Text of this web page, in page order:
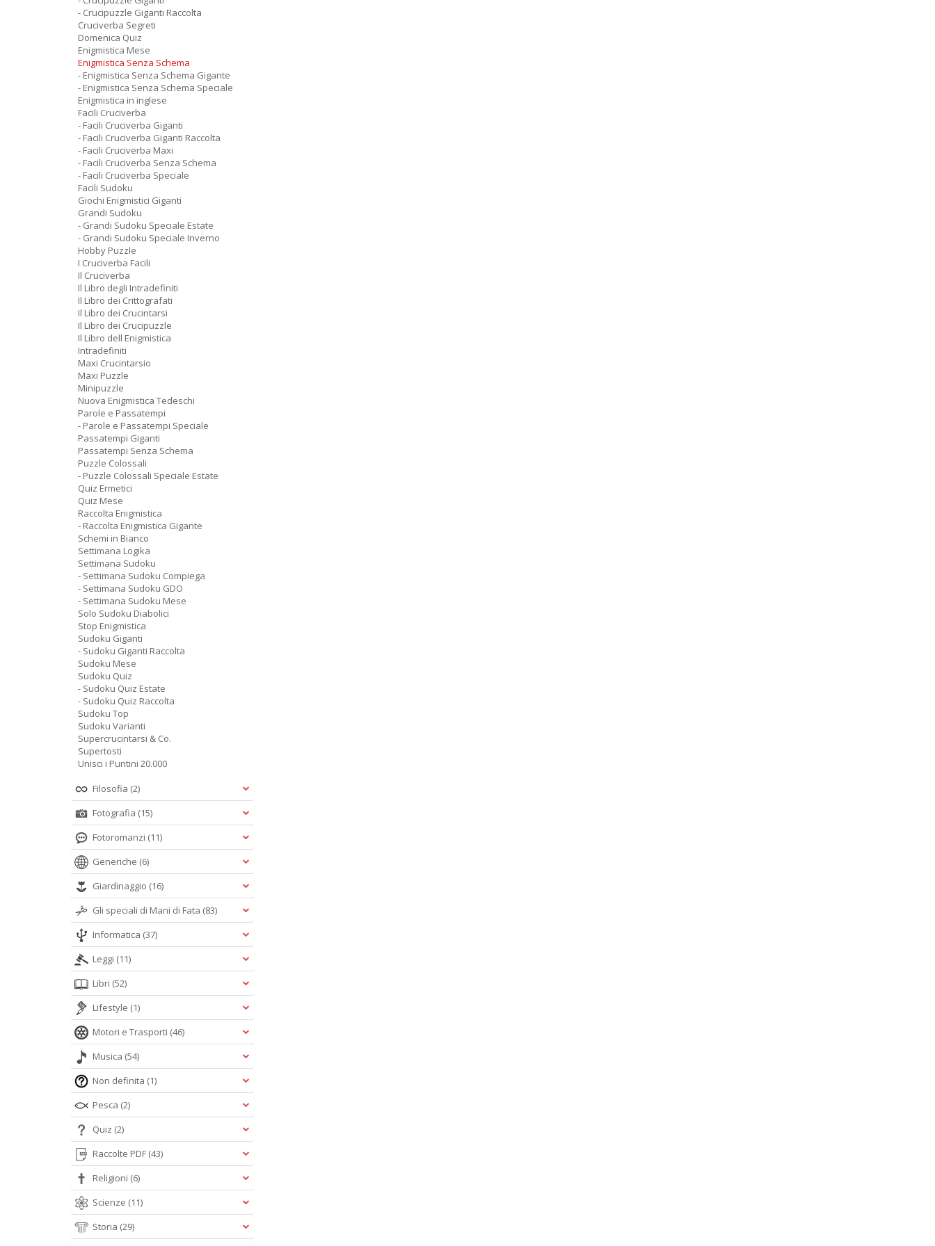
- Crucipuzzle Giganti Raccolta
Cruciverba Segreti
Domenica Quiz
Enigmistica Mese
Enigmistica Senza Schema
- Enigmistica Senza Schema Gigante
- Enigmistica Senza Schema Speciale
Enigmistica in inglese
Facili Cruciverba
- Facili Cruciverba Giganti
- Facili Cruciverba Giganti Raccolta
- Facili Cruciverba Maxi
- Facili Cruciverba Senza Schema
- Facili Cruciverba Speciale
Facili Sudoku
Giochi Enigmistici Giganti
Grandi Sudoku
- Grandi Sudoku Speciale Estate
- Grandi Sudoku Speciale Inverno
Hobby Puzzle
I Cruciverba Facili
Il Cruciverba
Il Libro degli Intradefiniti
Il Libro dei Crittografati
Il Libro dei Crucintarsi
Il Libro dei Crucipuzzle
Il Libro dell Enigmistica
Intradefiniti
Maxi Crucintarsio
Maxi Puzzle
Minipuzzle
Nuova Enigmistica Tedeschi
Parole e Passatempi
- Parole e Passatempi Speciale
Passatempi Giganti
Passatempi Senza Schema
Puzzle Colossali
- Puzzle Colossali Speciale Estate
Quiz Ermetici
Quiz Mese
Raccolta Enigmistica
- Raccolta Enigmistica Gigante
Schemi in Bianco
Settimana Logika
Settimana Sudoku
- Settimana Sudoku Compiega
- Settimana Sudoku GDO
- Settimana Sudoku Mese
Solo Sudoku Diabolici
Stop Enigmistica
Sudoku Giganti
- Sudoku Giganti Raccolta
Sudoku Mese
Sudoku Quiz
- Sudoku Quiz Estate
- Sudoku Quiz Raccolta
Sudoku Top
Sudoku Varianti
Supercrucintarsi & Co.
Supertosti
Unisci i Puntini 20.000
Filosofia (2)
Fotografia (15)
Fotoromanzi (11)
Generiche (6)
Giardinaggio (16)
Gli speciali di Mani di Fata (83)
Informatica (37)
Leggi (11)
Libri (52)
Lifestyle (1)
Motori e Trasporti (46)
Musica (54)
Non definita (1)
Pesca (2)
Quiz (2)
Raccolte PDF (43)
Religioni (6)
Scienze (11)
Storia (29)